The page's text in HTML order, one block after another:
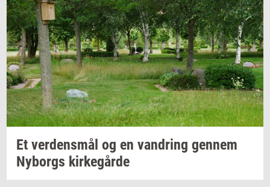
Et ver­dens­mål og en van­dring gen­nem
Ny­borgs kir­ke­går­de